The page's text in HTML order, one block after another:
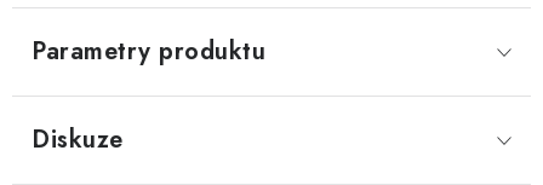
Parametry produktu
Diskuze